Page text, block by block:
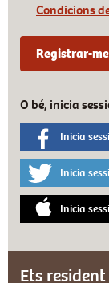
Condicions
O bé, inicia
Inicia
Inicia
Inicia
Ets